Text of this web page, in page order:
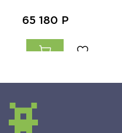
65 180 Р